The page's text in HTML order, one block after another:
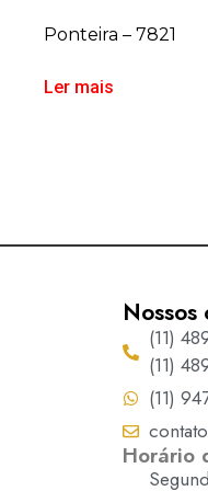
Ponteira – 7821
Ler mais
Nossos
(11)
(11)
(11)
Horário